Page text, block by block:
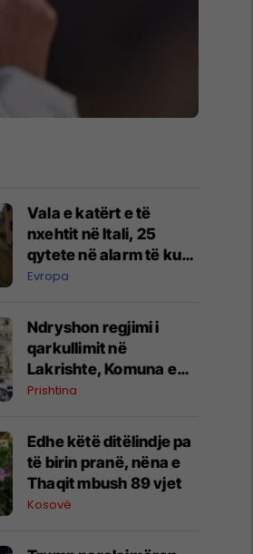
Vala e katërt e të
nxehtit në Itali, 25
qytete në alarm të kuq
- probleme me
Evropa
Ndryshon regjimi i
qarkullimit në
Lakrishte, Komuna e
Prishtinës ofron
Prishtina
Edhe këtë ditëlindje pa
të birin pranë, nëna e
Thaqit mbush 89 vjet
Kosovë